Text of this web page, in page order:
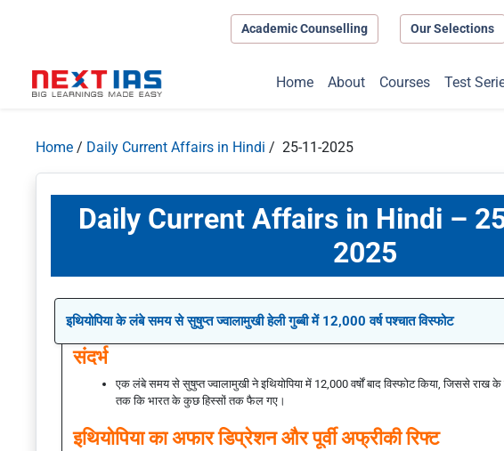
Academic Counselling Our Selections
Home About Courses Test
Home / Daily Current Affairs in Hindi / 25-11-2025
Daily Current Affairs in Hindi –
2025
इथियोपिया के लंबे समय से सुषुप्त ज्वालामुखी हेली गुब्बी में 12,000 वर्ष पश्चात विस्फोट
संदर्भ
एक लंबे समय से सुषुप्त ज्वालामुखी ने इथियोपिया में 12,000 वर्षों बाद विस्फोट किया, जिससे
तक कि भारत के कुछ हिस्सों तक फैल गए।
इथियोपिया का अफार डिप्रेशन और पूर्वी अफ्रीकी रिफ्ट